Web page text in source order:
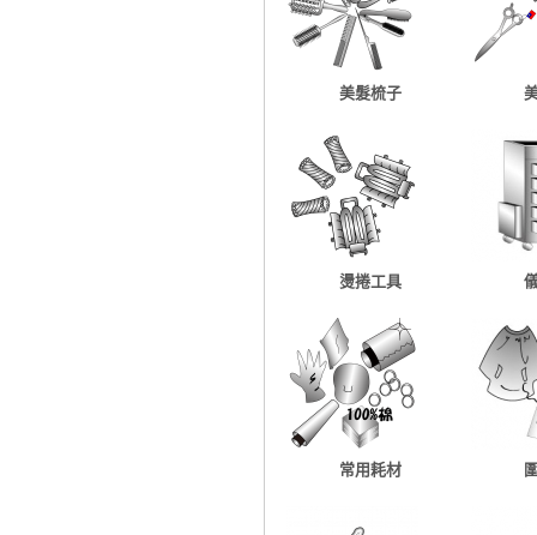
美髮梳子
燙捲工具
常用耗材